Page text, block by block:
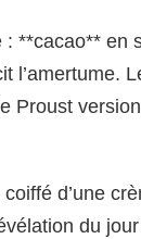
: **cacao** en
l’amertume.
Proust
d’une
du